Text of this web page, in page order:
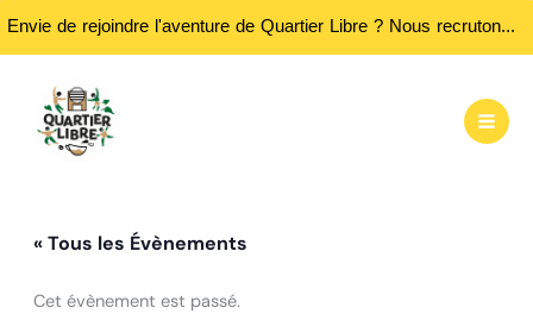
Envie de rejoindre l'aventure de Quartier Libre ? Nous recrutons des bénévoles ! Passez nous rencontrer aux heures d'ouvertures...
contenu
« Tous les Évènements
Cet évènement est passé.